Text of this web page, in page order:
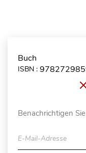
Buch
ISBN :
Benachrichtigen
E-Mail-Adresse